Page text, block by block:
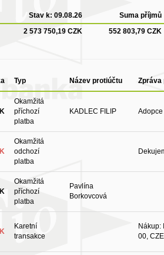
Stav k: 09.08.26
Suma příjmů
2 573 750,19 CZK 552 803,79 CZK
Typ Název protiúčtu Zpráva
Okamžitá
příchozí
platba
KADLEC FILIP
Okamžitá
odchozí
platba
Okamžitá
příchozí
platba
Pavlína
Borkovcová
Karetní
transakce
Nákup:
00,